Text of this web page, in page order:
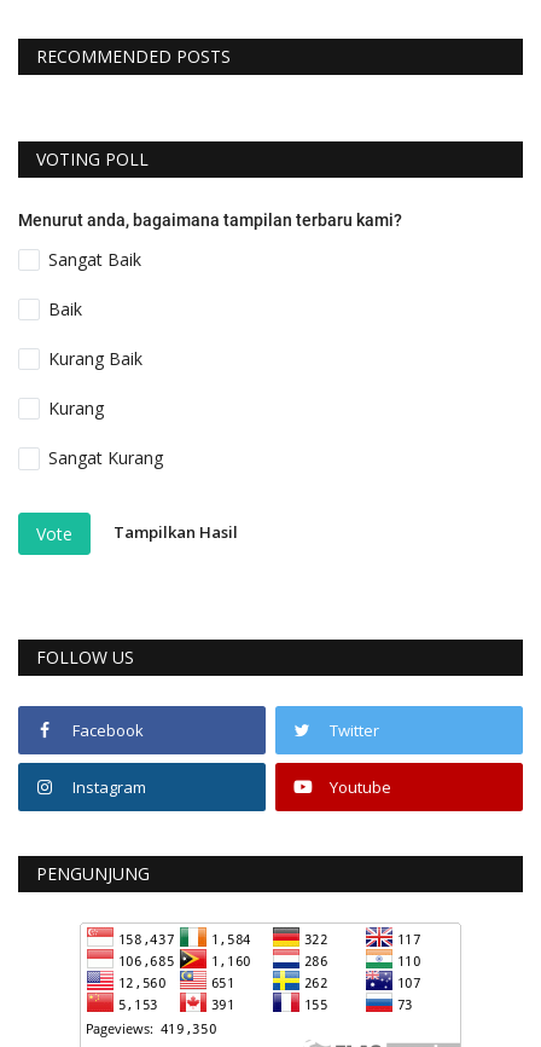
RECOMMENDED POSTS
VOTING POLL
Menurut anda, bagaimana tampilan terbaru kami?
Sangat Baik
Baik
Kurang Baik
Kurang
Sangat Kurang
Vote Tampilkan Hasil
FOLLOW US
Facebook Twitter
Instagram Youtube
PENGUNJUNG